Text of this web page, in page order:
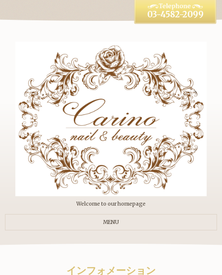
Welcome to our homepage
03-4582-2099
MENU
インフォメーション